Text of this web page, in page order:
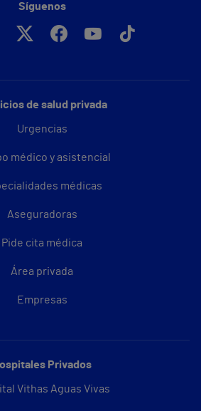
de salud privada
Urgencias
médico y asistencial
médicas
Aseguradoras
Pide cita médica
Área privada
Empresas
Privados
Vithas Aguas Vivas
Síguenos